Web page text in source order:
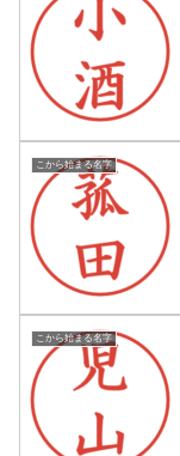
こから始まる名字
こから始まる名字